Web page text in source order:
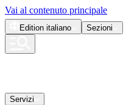
Vai al contenuto principale
Edition italiano Sezioni
Servizi